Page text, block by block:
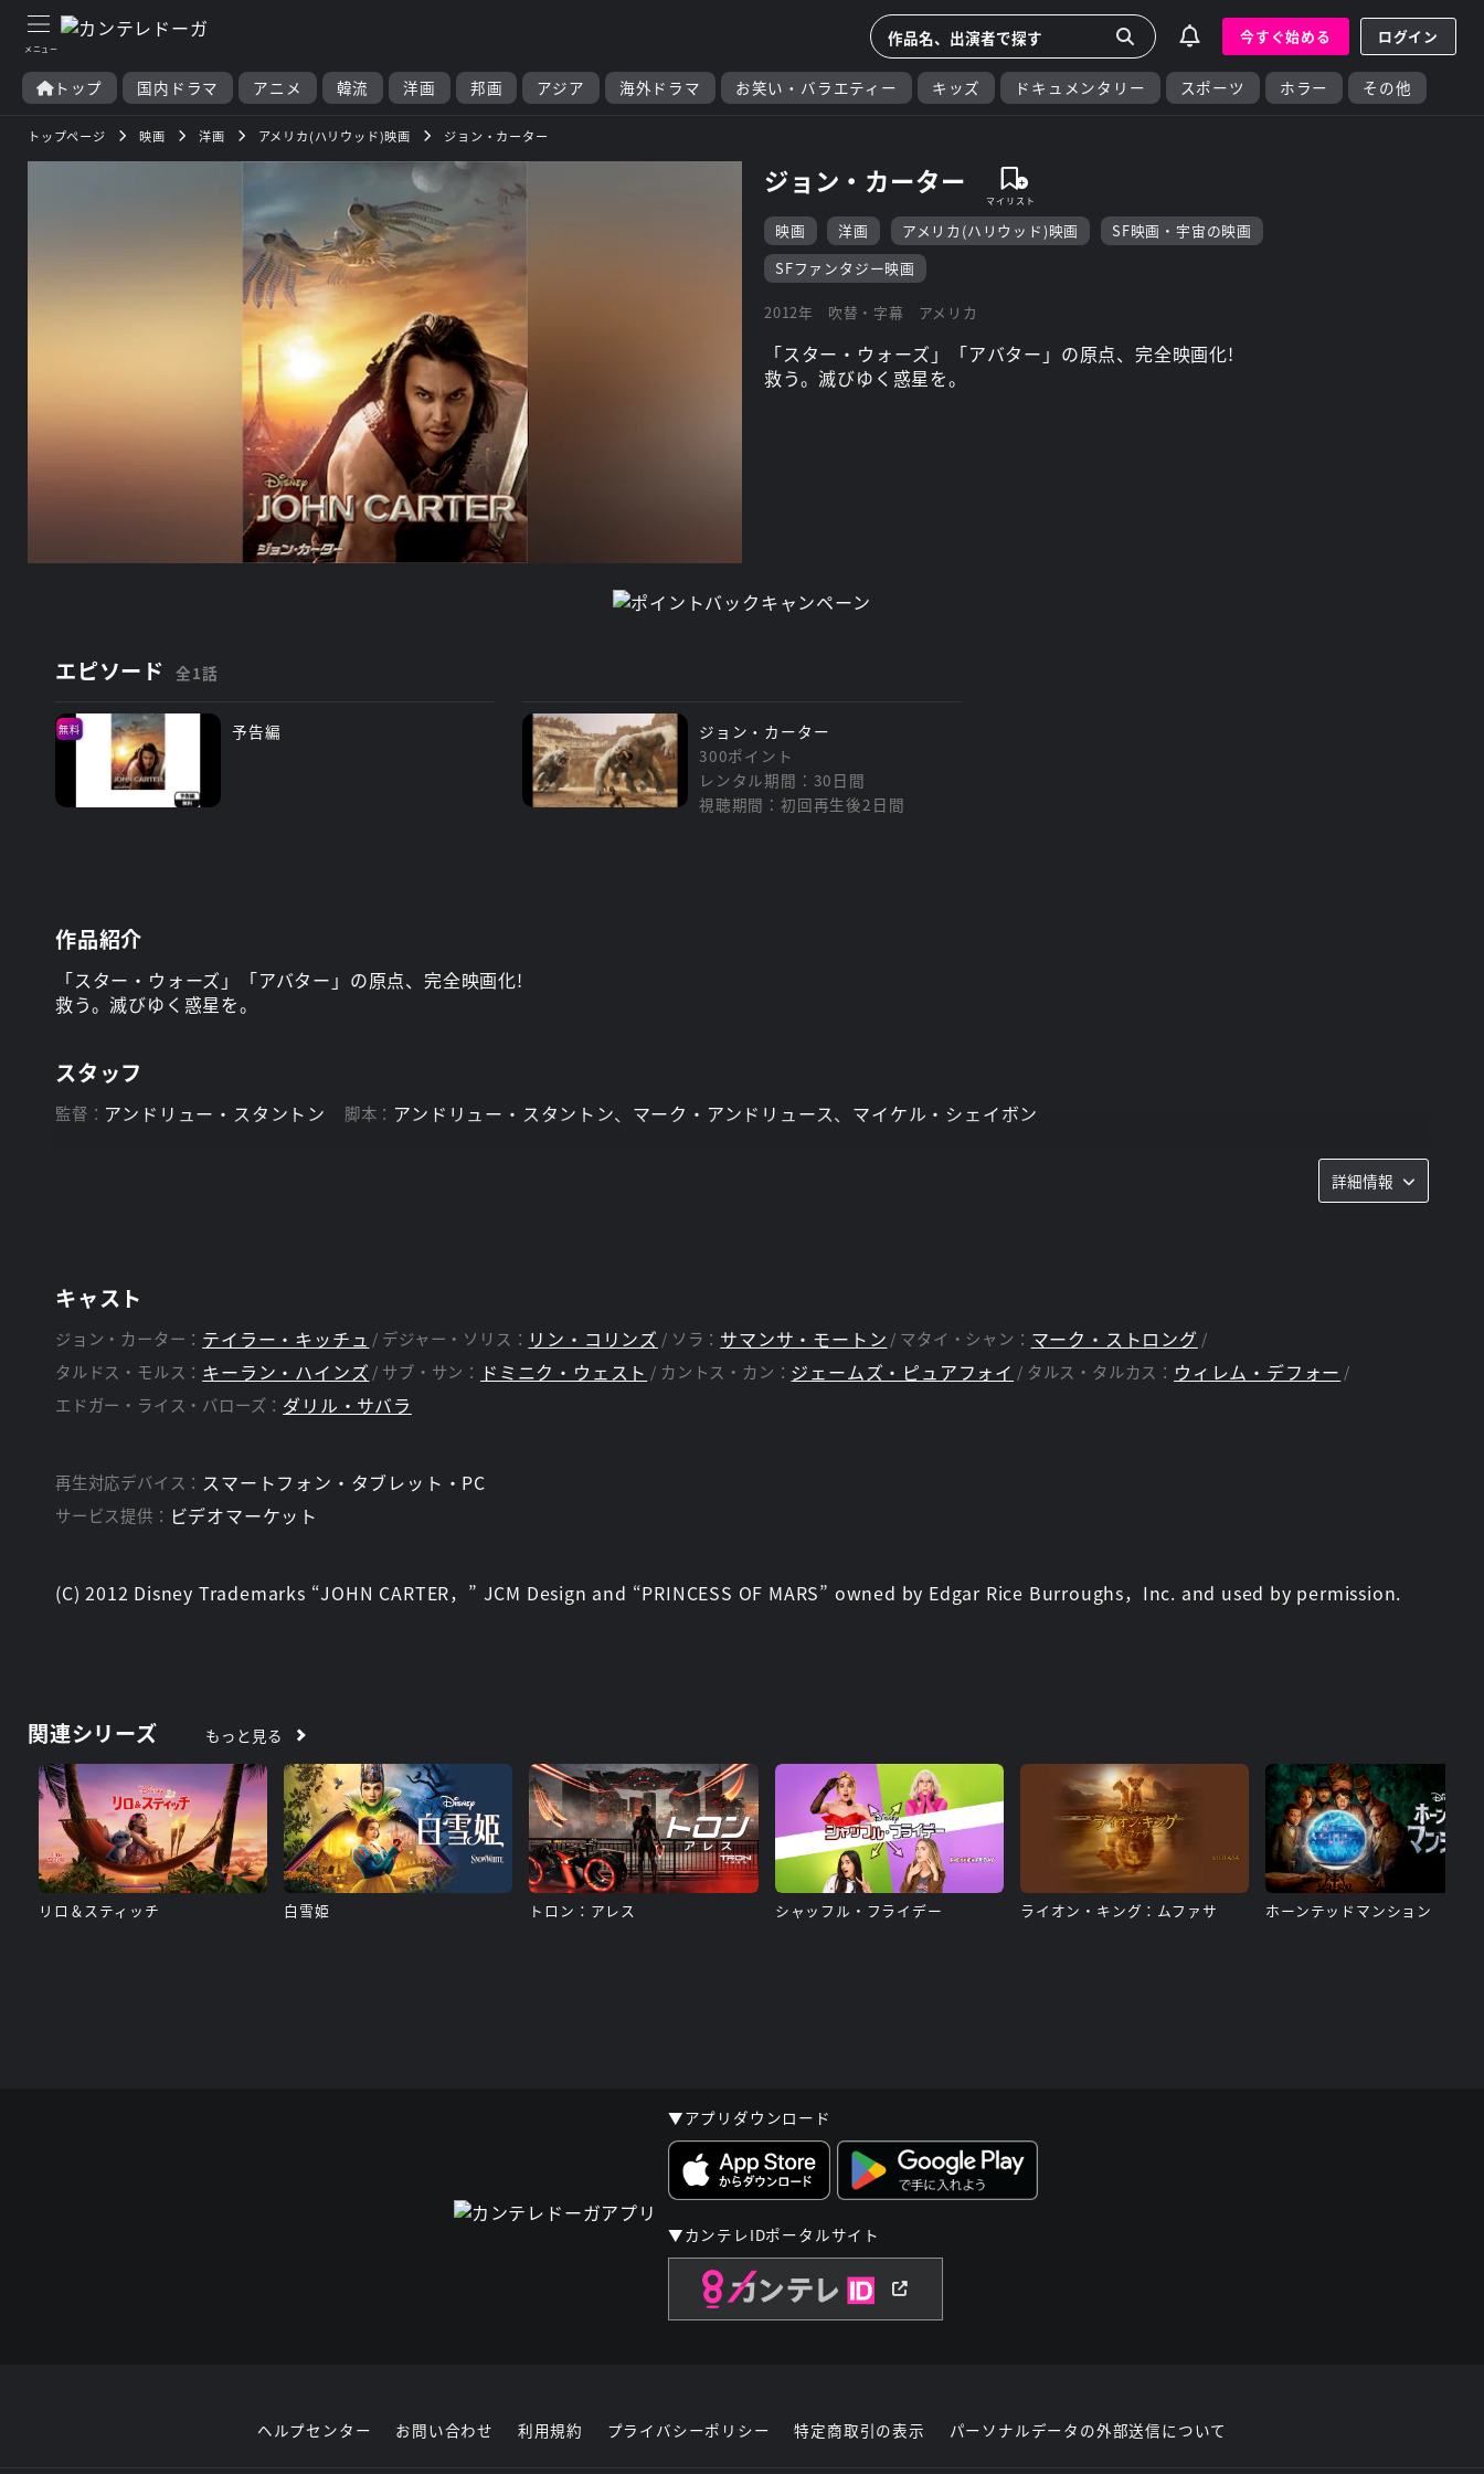
今すぐ始める ログイン
トップ 国内ドラマ アニメ 韓流 洋画 邦画 アジア 海外ドラマ お笑い・バラエティー キッズ ドキュメンタリー スポーツ ホラー その他
トップページ 映画 洋画 アメリカ(ハリウッド)映画 ジョン・カーター
ジョン・カーター
映画 洋画 アメリカ(ハリウッド)映画
SF映画・宇宙の映画
SFファンタジー映画
2012年 吹替・字幕 アメリカ
「スター・ウォーズ」「アバター」の原点、完全映画化!
救う。滅びゆく惑星を。
エピソード 全1話
無料 予告編
ジョン・カーター
300ポイント
レンタル期間：30日間
視聴期間：初回再生後2日間
作品紹介
「スター・ウォーズ」「アバター」の原点、完全映画化!
救う。滅びゆく惑星を。
スタッフ
監督： アンドリュー・スタントン 脚本： アンドリュー・スタントン、マーク・アンドリュース、マイケル・シェイボン
詳細情報
キャスト
ジョン・カーター： テイラー・キッチュ デジャー・ソリス： リン・コリンズ ソラ： サマンサ・モートン マタイ・シャン： マーク・ストロング
タルドス・モルス： キーラン・ハインズ サブ・サン： ドミニク・ウェスト カントス・カン： ジェームズ・ピュアフォイ タルス・タルカス： ウィレム・デフォー
エドガー・ライス・バローズ： ダリル・サバラ
再生対応デバイス： スマートフォン・タブレット・PC
サービス提供： ビデオマーケット
(C) 2012 Disney Trademarks “JOHN CARTER，” JCM Design and “PRINCESS OF MARS” owned by Edgar Rice Burroughs，Inc. and used by permission.
関連シリーズ もっと見る
リロ＆スティッチ 白雪姫 トロン：アレス シャッフル・フライデー ライオン・キング：ムファサ ホーンテッドマンション
▼アプリダウンロード
▼カンテレIDポータルサイト
ヘルプセンター お問い合わせ 利用規約 プライバシーポリシー 特定商取引の表示 パーソナルデータの外部送信について